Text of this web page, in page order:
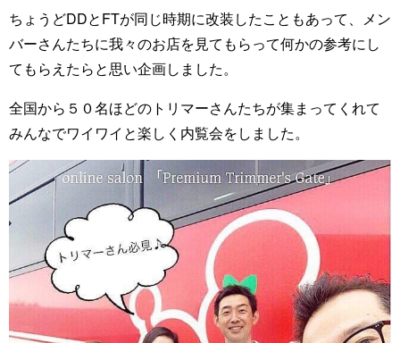
ちょうどDDとFTが同じ時期に改装したこともあって、メン
バーさんたちに我々のお店を見てもらって何かの参考にし
てもらえたらと思い企画しました。
全国から５０名ほどのトリマーさんたちが集まってくれて
みんなでワイワイと楽しく内覧会をしました。